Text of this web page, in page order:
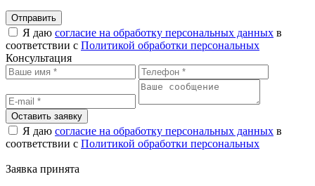
Отправить
Я даю согласие на обработку персональных данных в
соответствии с Политикой обработки персональных
Консультация
Оставить заявку
Я даю согласие на обработку персональных данных в
соответствии с Политикой обработки персональных
Заявка принята